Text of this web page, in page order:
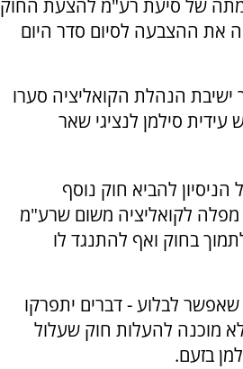
של סיעת רע"מ להצעת החוק
את ההצבעה לסיום סדר היום
ישיבת הנהלת הקואליציה סערו
עידית סילמן לנציגי שאר
להביא חוק נוסף
לקואליציה משום שרע"מ
בחוק ואף להתנגד לו
שאפשר לבלוע - דברים יתפרקו
מוכנה להעלות חוק שעלול
בזעם.